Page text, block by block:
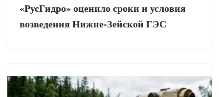
«РусГидро» оценило сроки и условия
возведения Нижне-Зейской ГЭС